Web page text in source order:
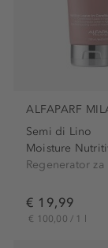
ALFAPARF
Semi di Lino
Regenerator za
€ 19,99
€ 100,00 / 1 l